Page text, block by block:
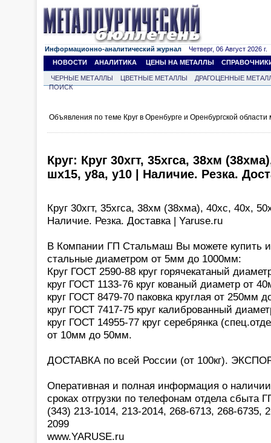
Информационно-аналитический журнал Четверг, 06 Август 2026 г.
НОВОСТИ
АНАЛИТИКА ЦЕНЫ НА МЕТАЛЛЫ
ЧЕРНЫЕ МЕТАЛЛЫ ЦВЕТНЫЕ МЕТАЛЛЫ
ДРАГОЦЕННЫЕ
ПОИСК
Объявления по теме Круг в Оренбурге и Оренбургской
Круг: Круг 30хгт, 35хгса, 38хм
шх15, у8а, у10 | Наличие. Резка.
Круг 30хгт, 35хгса, 38хм (38хма), 40хс, 40х,
Наличие. Резка. Доставка | Yaruse.ru
В Компании ГП Стальмаш Вы можете купить
стальные диаметром от 5мм до 1000мм:
Круг ГОСТ 2590-88 круг горячекатаный
круг ГОСТ 1133-76 круг кованый диаметр от
круг ГОСТ 8479-70 паковка круглая от 250мм
круг ГОСТ 7417-75 круг калиброванный
круг ГОСТ 14955-77 круг серебрянка
от 10мм до 50мм.
ДОСТАВКА по всей России (от 100кг).
Оперативная и полная информация о
сроках отгрузки по телефонам отдела сбыта
(343) 213-1014, 213-2014, 268-6713, 268-6735,
2099
www.YARUSE.ru